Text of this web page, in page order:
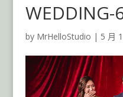
WEDDING-
by MrHelloStudio | 5 月